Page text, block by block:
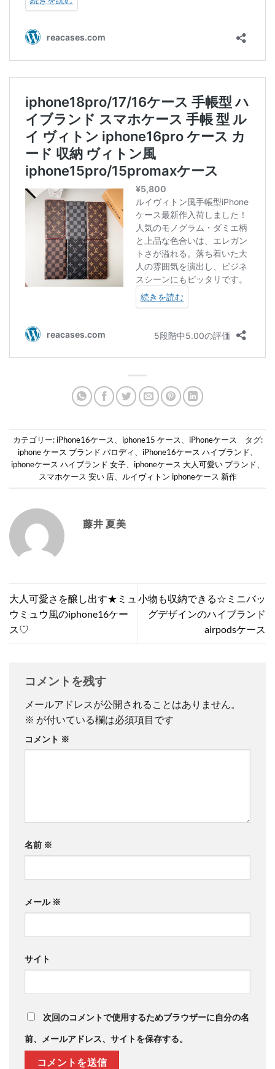
カテゴリー: iPhone16ケース iphone15 ケース iPhoneケース タグ:
iphone ケース ブランド パロディ
iPhone16ケース ハイブランド
iphoneケース ハイブランド 女子、 iphoneケース 大人可愛い ブランド
スマホケース 安い 店、 ルイヴィトン iphoneケース 新作
藤井 夏美
大人可愛さを醸し出す★ミュ
ウミュウ風のiphone16ケー
ス♡
小物も収納できる☆ミニバッ
グデザインのハイブランド
airpodsケース
コメントを残す
メールアドレスが公開されることはありません。
※ が付いている欄は必須項目です
コメント ※
名前 ※
メール ※
サイト
次回のコメントで使用するためブラウザーに自分の名
前、メールアドレス、サイトを保存する。